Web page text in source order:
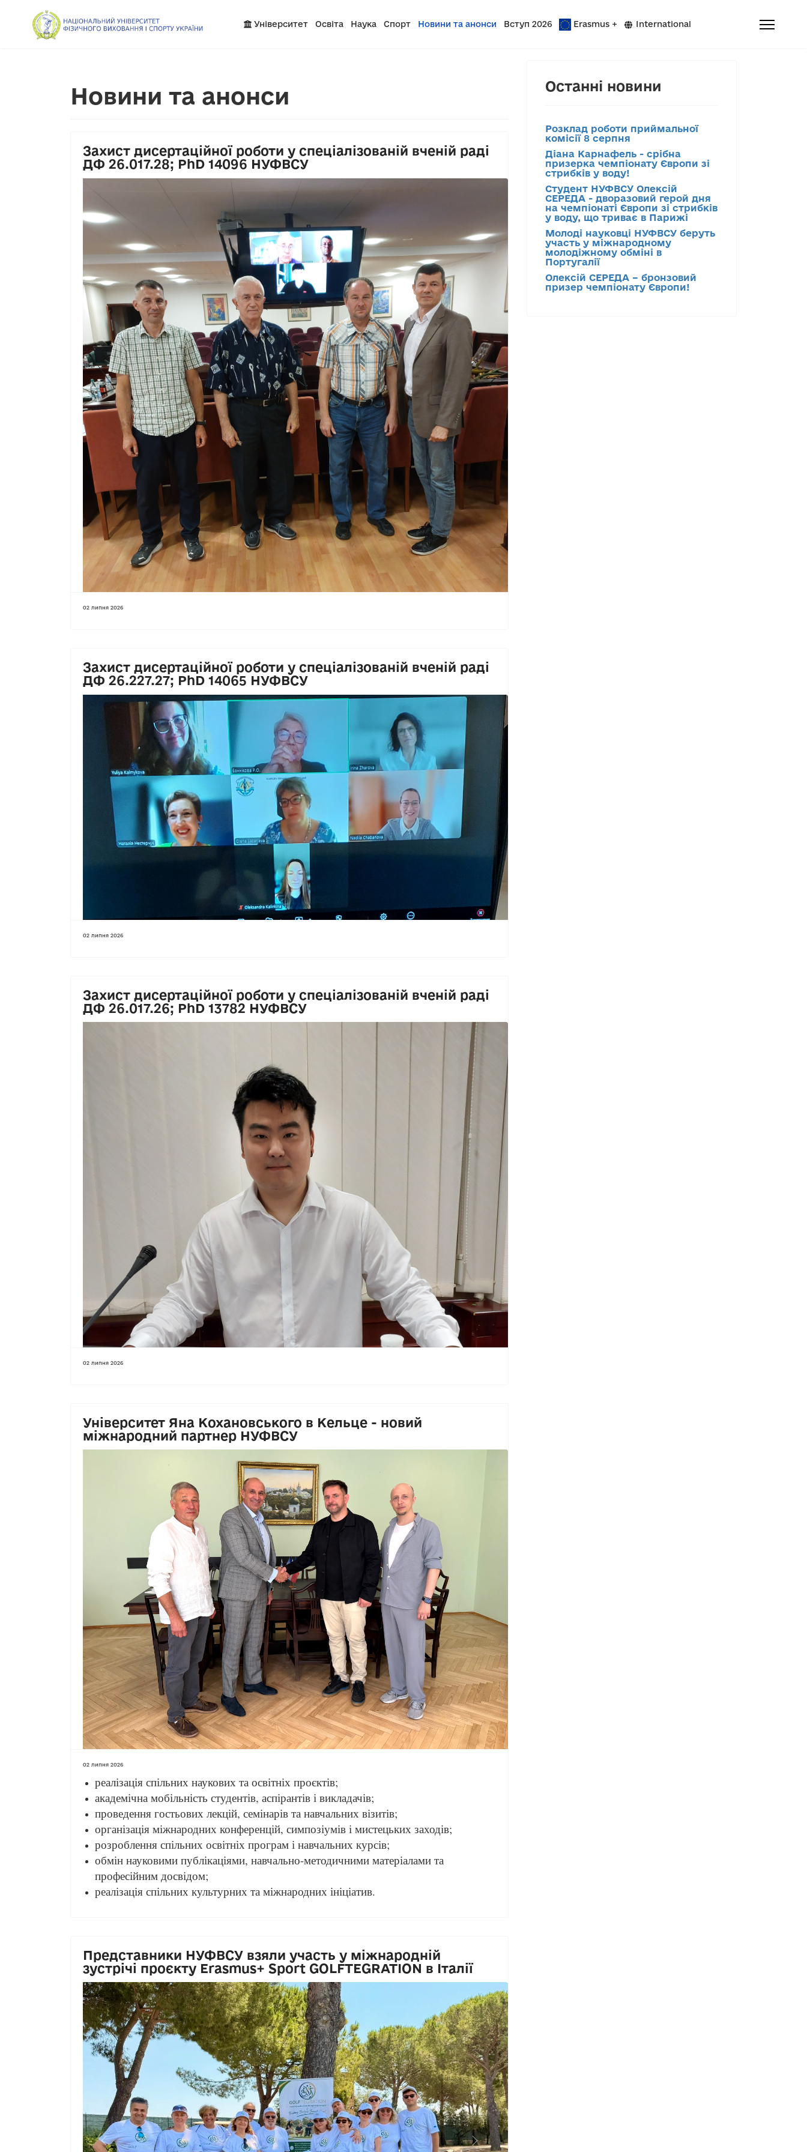
Університет Освіта Наука Спорт Новини та анонси Вступ 2026 Erasmus + International
Новини та анонси
Захист дисертаційної роботи у спеціалізованій вченій раді
ДФ 26.017.28; PhD 14096 НУФВСУ
02 липня 2026
Захист дисертаційної роботи у спеціалізованій вченій раді
ДФ 26.227.27; PhD 14065 НУФВСУ
02 липня 2026
Захист дисертаційної роботи у спеціалізованій вченій раді
ДФ 26.017.26; PhD 13782 НУФВСУ
02 липня 2026
Університет Яна Кохановського в Кельце - новий
міжнародний партнер НУФВСУ
02 липня 2026
реалізація спільних наукових та освітніх проєктів;
академічна мобільність студентів, аспірантів і викладачів;
проведення гостьових лекцій, семінарів та навчальних візитів;
організація міжнародних конференцій, симпозіумів і мистецьких заходів;
розроблення спільних освітніх програм і навчальних курсів;
обмін науковими публікаціями, навчально-методичними матеріалами та
професійним досвідом;
реалізація спільних культурних та міжнародних ініціатив.
Previous Next
Представники НУФВСУ взяли участь у міжнародній
зустрічі проєкту Erasmus+ Sport GOLFTEGRATION в Італії
Останні новини
Розклад роботи приймальної
комісії 8 серпня
Діана Карнафель - срібна
призерка чемпіонату Європи зі
стрибків у воду!
Студент НУФВСУ Олексій
СЕРЕДА - дворазовий герой дня
на чемпіонаті Європи зі стрибків
у воду, що триває в Парижі
Молоді науковці НУФВСУ беруть
участь у міжнародному
молодіжному обміні в
Португалії
Олексій СЕРЕДА – бронзовий
призер чемпіонату Європи!